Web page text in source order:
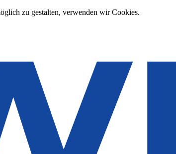
zu gestalten, verwenden wir Cookies.